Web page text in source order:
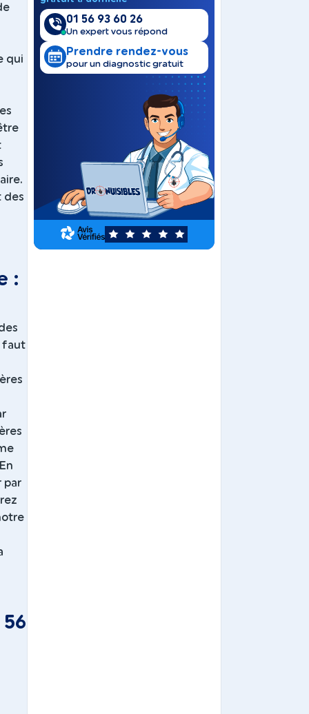
qui
des
:
faut
par
01 56 93 60 26
Un expert vous répond
Prendre rendez-vous
pour un diagnostic gratuit
5